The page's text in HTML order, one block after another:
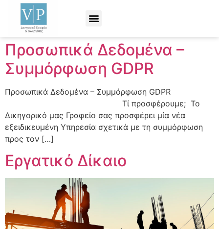
Προσωπικά Δεδομένα –
Συμμόρφωση GDPR
Προσωπικά Δεδομένα – Συμμόρφωση GDPR
Τί προσφέρουμε; Το
Δικηγορικό μας Γραφείο σας προσφέρει μία νέα
εξειδικευμένη Υπηρεσία σχετικά με τη συμμόρφωση
προς τον […]
Εργατικό Δίκαιο